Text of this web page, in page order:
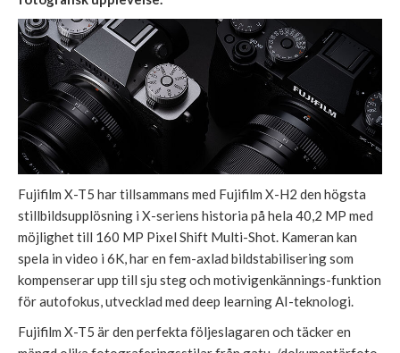
Fujifilm X-T5 har tillsammans med Fujifilm X-H2 den högsta
stillbildsupplösning i X-seriens historia på hela 40,2 MP med
möjlighet till 160 MP Pixel Shift Multi-Shot. Kameran kan
spela in video i 6K, har en fem-axlad bildstabilisering som
kompenserar upp till sju steg och motivigenkännings-funktion
för autofokus, utvecklad med deep learning AI-teknologi.
Fujifilm X-T5 är den perfekta följeslagaren och täcker en